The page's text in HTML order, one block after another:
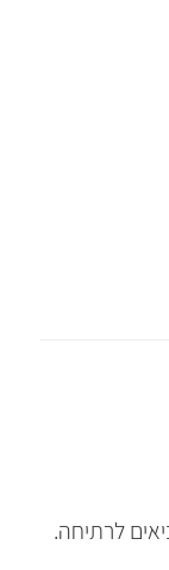
לרתיחה.